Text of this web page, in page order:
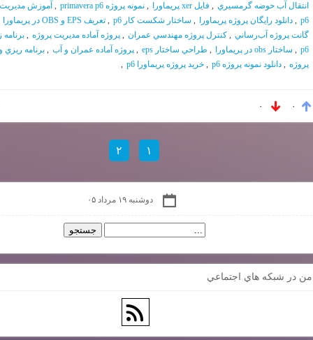
انتقال آب حوضه گرمسيري , فايل xer پريماورا , نمونه پروژه primavera p6 , آموزش مديريت
p6
, دانلود رايگان پروژه پريماورا , ساختار شكست كار p6 , تعريف EPS و OBS در پريماورا
گانت پروژه آب‌رساني , كنترل پروژه مهندسي عمران , پروژه آماده مديريت پروژه ,
p6
, ساختار obs در پريماورا , طراحي ساختار eps , پروژه آماده عمران و آب , برنامه ريزي
پروژه , دانلود نمونه پروژه p6 , خريد پروژه پريماورا p6 ,
۰ ۰
۱ ۲
دوشنبه ۱۹ مرداد ۰۵
من در شبكه هاي اجتماعي